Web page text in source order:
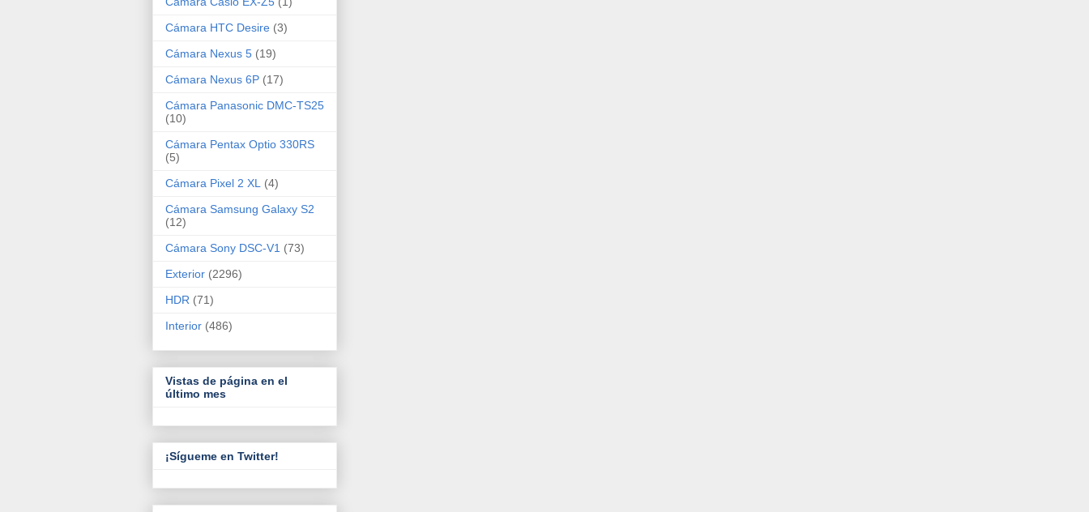
Cámara HTC Desire (3)
Cámara Nexus 5 (19)
Cámara Nexus 6P (17)
Cámara Panasonic DMC-TS25
(10)
Cámara Pentax Optio 330RS
(5)
Cámara Pixel 2 XL
(4)
Cámara Samsung Galaxy S2
(12)
Cámara Sony DSC-V1 (73)
Exterior (2296)
HDR (71)
Interior (486)
Vistas de página en el
último mes
¡Sígueme en Twitter!